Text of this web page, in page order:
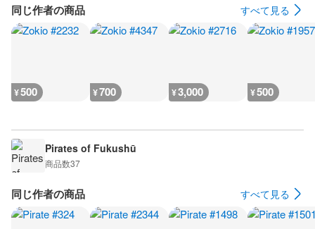
同じ作者の商品 すべて見る
¥500 ¥700 ¥3,000 ¥500
Pirates of Fukushū
商品数37
同じ作者の商品 すべて見る